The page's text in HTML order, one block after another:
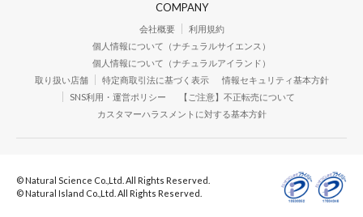
COMPANY
会社概要
利用規約
個人情報について（ナチュラルサイエンス）
個人情報について（ナチュラルアイランド）
取り扱い店舗
特定商取引法に基づく表示
情報セキュリティ基本方針
SNS利用・運営ポリシー
【ご注意】不正転売について
カスタマーハラスメントに対する基本方針
© Natural Science Co.,Ltd. All Rights Reserved.
© Natural Island Co.,Ltd. All Rights Reserved.